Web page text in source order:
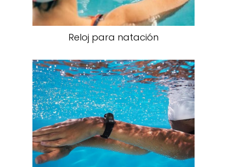
Reloj para natación